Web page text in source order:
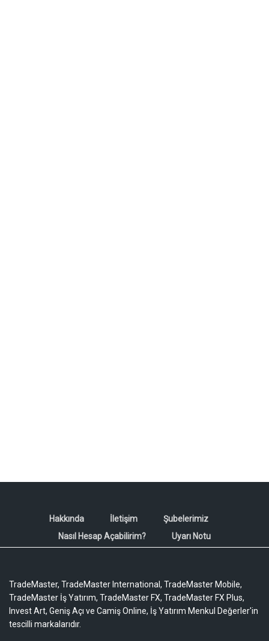
Hakkında İletişim
Şubelerimiz
Nasıl Hesap Açabilirim?
Uyarı Notu
TradeMaster, TradeMaster International, TradeMaster Mobile,
TradeMaster İş Yatırım, TradeMaster FX, TradeMaster FX Plus,
Invest Art, Geniş Açı ve Camiş Online, İş Yatırım Menkul Değerler'in
tescilli markalarıdır.